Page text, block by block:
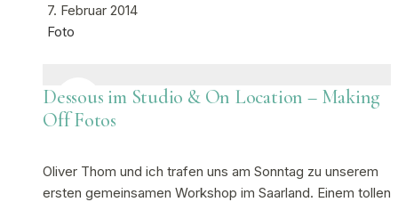
7. Februar 2014
Foto
Dessous im Studio & On Location – Making
Off Fotos
Oliver Thom und ich trafen uns am Sonntag zu unserem
ersten gemeinsamen Workshop im Saarland. Einem tollen